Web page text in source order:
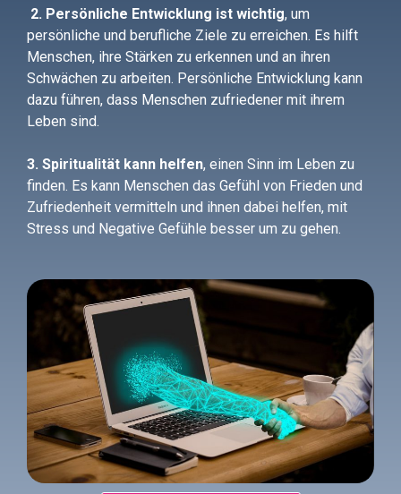
2. Persönliche Entwicklung ist wichtig, um
persönliche und berufliche Ziele zu erreichen. Es hilft
Menschen, ihre Stärken zu erkennen und an ihren
Schwächen zu arbeiten. Persönliche Entwicklung kann
dazu führen, dass Menschen zufriedener mit ihrem
Leben sind.
3. Spiritualität kann helfen, einen Sinn im Leben zu
finden. Es kann Menschen das Gefühl von Frieden und
Zufriedenheit vermitteln und ihnen dabei helfen, mit
Stress und Negative Gefühle besser um zu gehen.